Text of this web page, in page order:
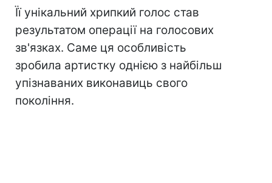
Її унікальний хрипкий голос став
результатом операції на голосових
зв'язках. Саме ця особливість
зробила артистку однією з найбільш
упізнаваних виконавиць свого
покоління.